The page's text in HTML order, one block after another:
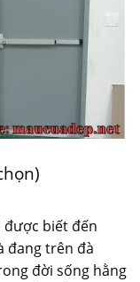
được biết đến
đang trên đà
đời sống hằng